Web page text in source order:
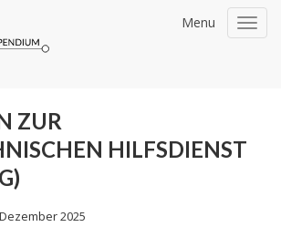
Menu
ZUR
HILFSDIENST
2025